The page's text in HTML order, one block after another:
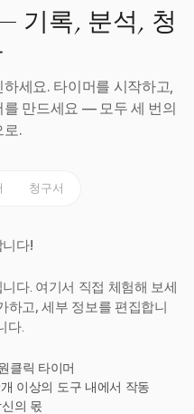
기록, 분석, 청
세요. 타이머를 시작하고,
만드세요 — 모두 세 번의
로.
청구서
다!
다. 여기서 직접 체험해 보세
하고, 세부 정보를 편집합니
다.
클릭 타이머
이상의 도구 내에서 작동
의 몫